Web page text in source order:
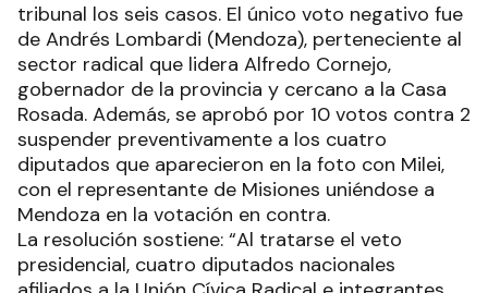
tribunal los seis casos. El único voto negativo fue
de Andrés Lombardi (Mendoza), perteneciente al
sector radical que lidera Alfredo Cornejo,
gobernador de la provincia y cercano a la Casa
Rosada. Además, se aprobó por 10 votos contra 2
suspender preventivamente a los cuatro
diputados que aparecieron en la foto con Milei,
con el representante de Misiones uniéndose a
Mendoza en la votación en contra.
La resolución sostiene: “Al tratarse el veto
presidencial, cuatro diputados nacionales